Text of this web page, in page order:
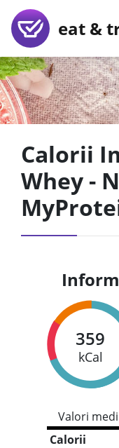
eat &
Calorii
Whey -
359
kCal
Valori
Calorii